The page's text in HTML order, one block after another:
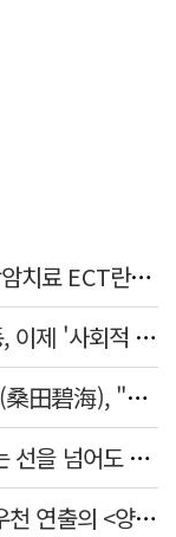
수술이 어려운 반려동물 종양, 전기 항암치료 ECT란? [반려동물 건강톡톡]
[이정식의 시대의 창]폭염 속 이동노동, 이제 '사회적 위험 관리'로 전환할 때
[뉴스로 보는 고사성어]<32>상전벽해(桑田碧海), "뽕나무밭이 푸른 바다가 되었다."
[김종섭의 광고 이야기] 광고를 할 때는 선을 넘어도 좋습니다.
[김건표의 연극리뷰] 오태영 신작, 이우천 연출의 <양은 양순하다>"국민을 온순한 양으로 길들이는 전체주의적 정치의 알레고리"